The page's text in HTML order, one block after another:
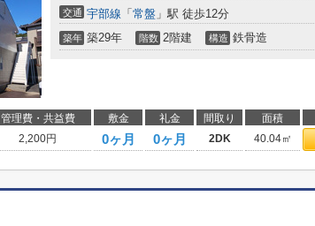
交通 宇部線 「 常盤 」駅 徒歩12分
築年 築29年 階数 2階建 構造 鉄骨造
管理費・共益費 敷金 礼金 間取り 面積
2,200円 0ヶ月 0ヶ月 2DK 40.04㎡